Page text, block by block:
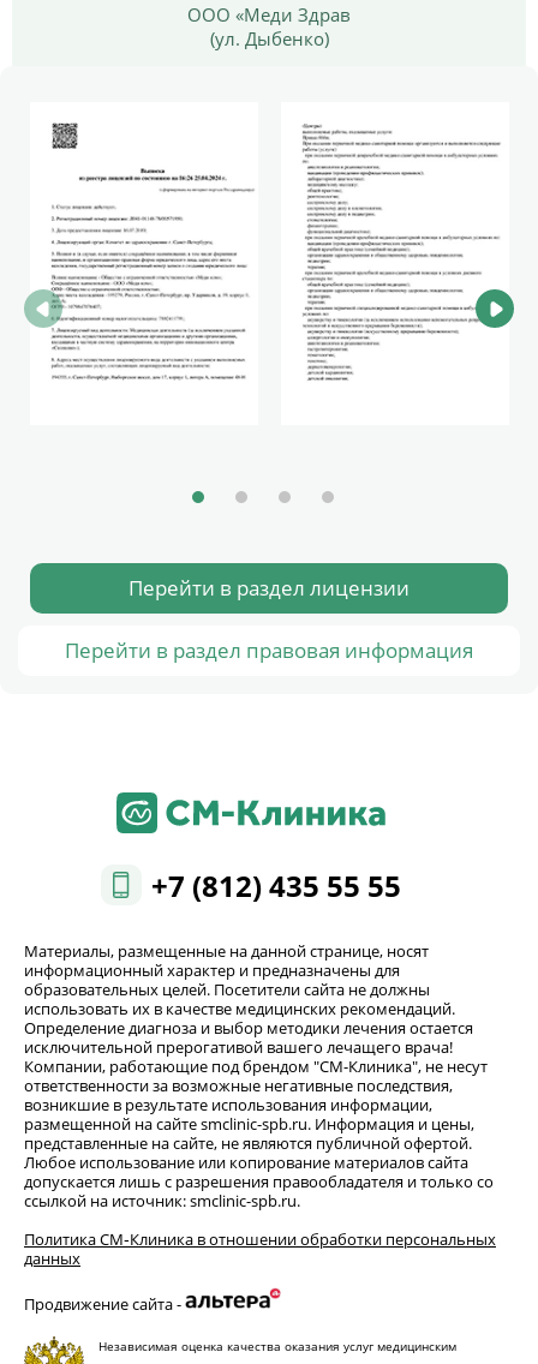
ООО «Меди Здрав
(ул. Дыбенко)
Перейти в раздел лицензии
Перейти в раздел правовая информация
+7 (812) 435 55 55
Материалы, размещенные на данной странице, носят
информационный характер и предназначены для
образовательных целей. Посетители сайта не должны
использовать их в качестве медицинских рекомендаций.
Определение диагноза и выбор методики лечения остается
исключительной прерогативой вашего лечащего врача!
Компании, работающие под брендом "СМ-Клиника", не несут
ответственности за возможные негативные последствия,
возникшие в результате использования информации,
размещенной на сайте smclinic-spb.ru. Информация и цены,
представленные на сайте, не являются публичной офертой.
Любое использование или копирование материалов сайта
допускается лишь с разрешения правообладателя и только со
ссылкой на источник: smclinic-spb.ru.
Политика СМ‑Клиника в отношении обработки персональных
данных
Продвижение сайта -
Независимая оценка качества оказания услуг медицинским